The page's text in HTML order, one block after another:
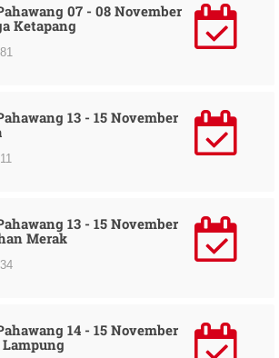
07 - 08 November
Ketapang
13 - 15 November
13 - 15 November
Merak
14 - 15 November
Lampung